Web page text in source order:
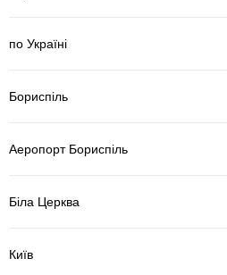
по Україні
Бориспіль
Аеропорт Бориспіль
Біла Церква
Київ